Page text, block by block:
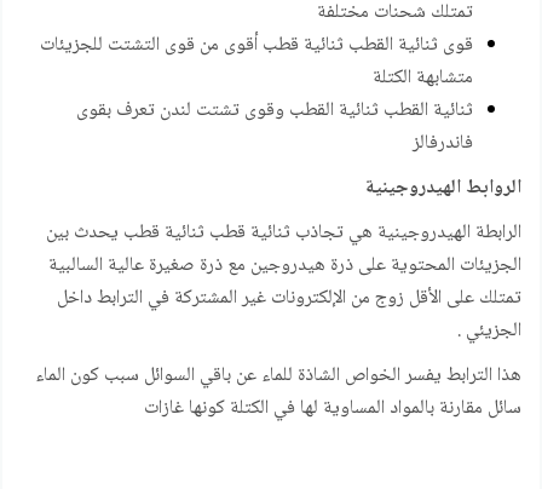
تمتلك شحنات مختلفة
قوى ثنائية القطب ثنائية قطب أقوى من قوى التشتت للجزيئات
متشابهة الكتلة
ثنائية القطب ثنائية القطب وقوى تشتت لندن تعرف بقوى
فاندرفالز
الروابط الهيدروجينية
الرابطة الهيدروجينية هي تجاذب ثنائية قطب ثنائية قطب يحدث بين
الجزيئات المحتوية على ذرة هيدروجين مع ذرة صغيرة عالية السالبية
تمتلك على الأقل زوج من الإلكترونات غير المشتركة في الترابط داخل
الجزيئي .
هذا الترابط يفسر الخواص الشاذة للماء عن باقي السوائل سبب كون الماء
سائل مقارنة بالمواد المساوية لها في الكتلة كونها غازات